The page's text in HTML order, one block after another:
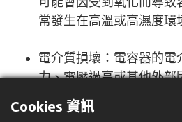
常發生在高溫或高濕度環
電介質損壞：電容器的電
力、電壓過高或其他外部
減少電容器的容量。
Cookies 資訊